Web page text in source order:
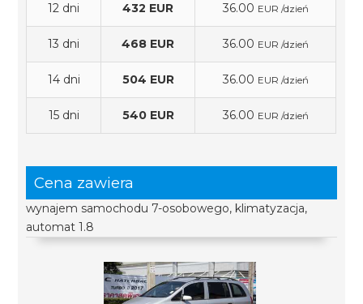
12 dni 432 EUR 36.00 EUR /dzień
13 dni 468 EUR 36.00 EUR /dzień
14 dni 504 EUR 36.00 EUR /dzień
15 dni 540 EUR 36.00 EUR /dzień
Cena zawiera
wynajem samochodu 7-osobowego, klimatyzacja,
automat 1.8